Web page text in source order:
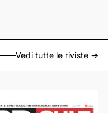
Vedi tutte le riviste ->